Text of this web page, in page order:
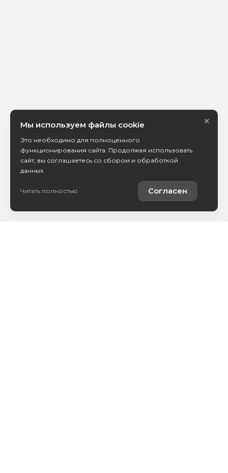
Мы используем файлы cookie
Это необходимо для полноценного
функционирования сайта. Продолжая использовать
сайт, вы соглашаетесь со сбором и обработкой
данных.
Читать полностью Согласен
×